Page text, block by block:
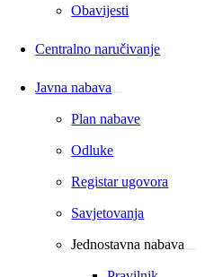
Obavijesti
Centralno naručivanje
Javna nabava
Plan nabave
Odluke
Registar ugovora
Savjetovanja
Jednostavna nabava